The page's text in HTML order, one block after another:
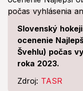
Slovenský
ocenenie
Švehlu) počas
roka 2023.
Zdroj: TASR